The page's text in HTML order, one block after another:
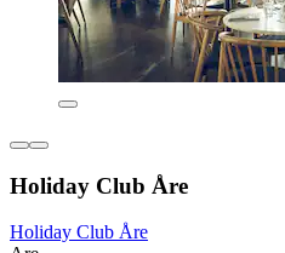
Holiday Club Åre
Holiday Club Åre